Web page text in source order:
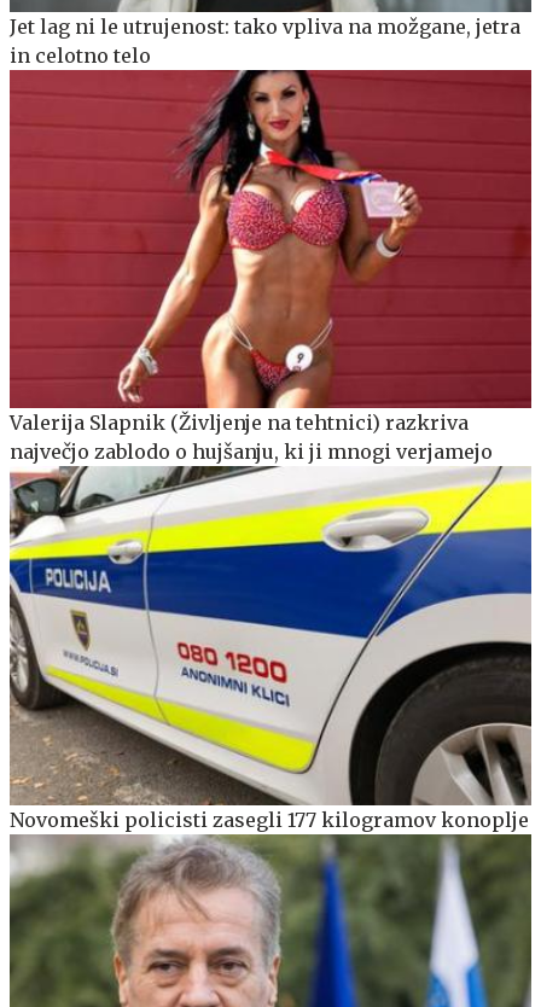
Jet lag ni le utrujenost: tako vpliva na možgane, jetra
in celotno telo
Valerija Slapnik (Življenje na tehtnici) razkriva
največjo zablodo o hujšanju, ki ji mnogi verjamejo
Novomeški policisti zasegli 177 kilogramov konoplje